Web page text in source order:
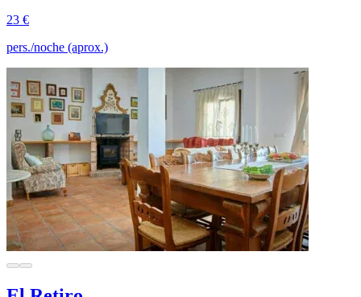
23 €
pers./noche (aprox.)